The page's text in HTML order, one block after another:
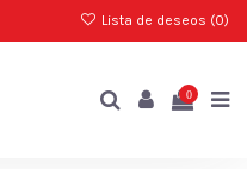
Lista de deseos (0)
0